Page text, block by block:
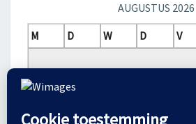
AUGUSTUS 2026
M
D W D V
3
4